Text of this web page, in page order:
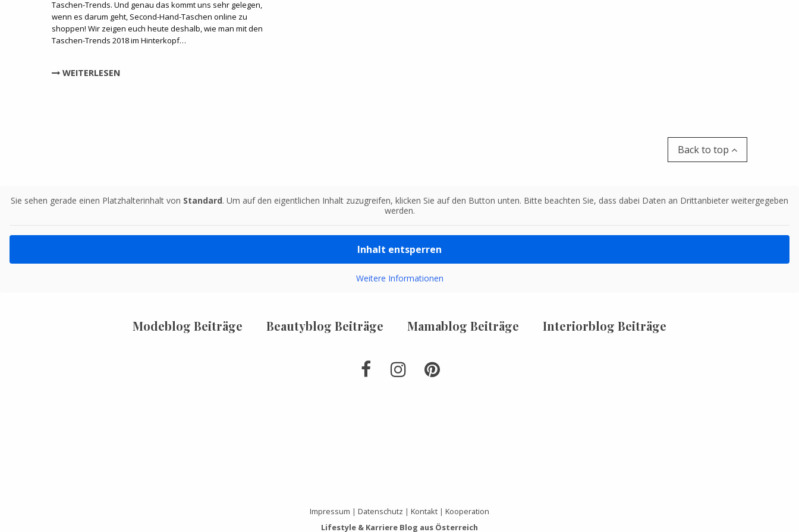
Taschen-Trends. Und genau das kommt uns sehr gelegen,
wenn es darum geht, Second-Hand-Taschen online zu
shoppen! Wir zeigen euch heute deshalb, wie man mit den
Taschen-Trends 2018 im Hinterkopf…
WEITERLESEN
Back to top
Sie sehen gerade einen Platzhalterinhalt von Standard. Um auf den eigentlichen Inhalt zuzugreifen, klicken Sie auf den Button unten. Bitte beachten Sie, dass dabei Daten an Drittanbieter weitergegeben
werden.
Inhalt entsperren
Weitere Informationen
Modeblog Beiträge Beautyblog Beiträge Mamablog Beiträge Interiorblog Beiträge
Impressum | Datenschutz | Kontakt | Kooperation
Lifestyle & Karriere Blog aus Österreich